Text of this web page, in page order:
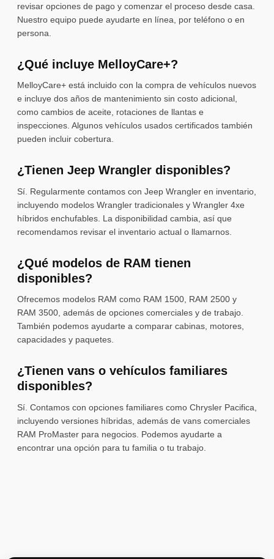
revisar opciones de pago y comenzar el proceso desde casa.
Nuestro equipo puede ayudarte en línea, por teléfono o en
persona.
¿Qué incluye MelloyCare+?
MelloyCare+ está incluido con la compra de vehículos nuevos
e incluye dos años de mantenimiento sin costo adicional,
como cambios de aceite, rotaciones de llantas e
inspecciones. Algunos vehículos usados certificados también
pueden incluir cobertura.
¿Tienen Jeep Wrangler disponibles?
Sí. Regularmente contamos con Jeep Wrangler en inventario,
incluyendo modelos Wrangler tradicionales y Wrangler 4xe
híbridos enchufables. La disponibilidad cambia, así que
recomendamos revisar el inventario actual o llamarnos.
¿Qué modelos de RAM tienen
disponibles?
Ofrecemos modelos RAM como RAM 1500, RAM 2500 y
RAM 3500, además de opciones comerciales y de trabajo.
También podemos ayudarte a comparar cabinas, motores,
capacidades y paquetes.
¿Tienen vans o vehículos familiares
disponibles?
Sí. Contamos con opciones familiares como Chrysler Pacifica,
incluyendo versiones híbridas, además de vans comerciales
RAM ProMaster para negocios. Podemos ayudarte a
encontrar una opción para tu familia o tu trabajo.